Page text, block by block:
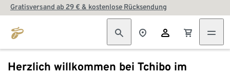
Gratisversand ab 29 € & kostenlose Rücksendung
Herzlich willkommen bei Tchibo im